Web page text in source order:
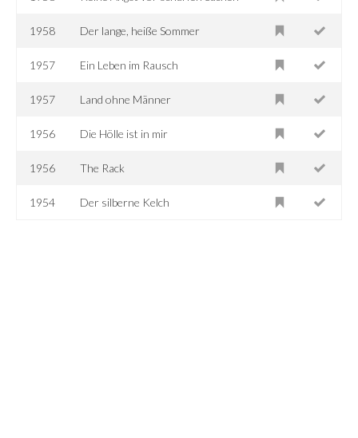
1958 Der lange, heiße Sommer
1957 Ein Leben im Rausch
1957 Land ohne Männer
1956 Die Hölle ist in mir
1956 The Rack
1954 Der silberne Kelch